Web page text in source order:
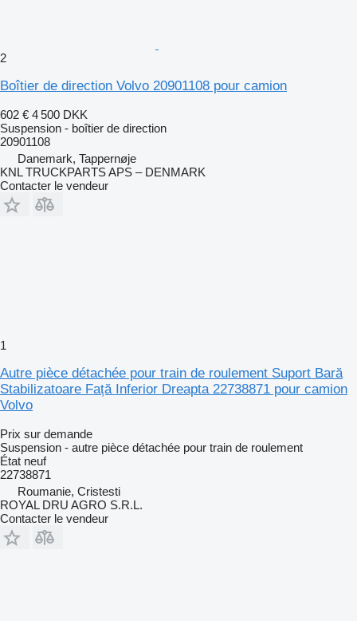
2
Boîtier de direction Volvo 20901108 pour camion
602 € 4 500 DKK
Suspension - boîtier de direction
20901108
Danemark, Tappernøje
KNL TRUCKPARTS APS – DENMARK
Contacter le vendeur
1
Autre pièce détachée pour train de roulement Suport Bară
Stabilizatoare Față Inferior Dreapta 22738871 pour camion
Volvo
Prix sur demande
Suspension - autre pièce détachée pour train de roulement
État neuf
22738871
Roumanie, Cristesti
ROYAL DRU AGRO S.R.L.
Contacter le vendeur